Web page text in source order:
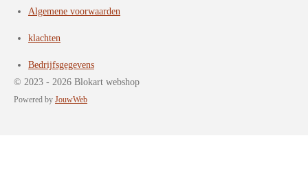
Algemene voorwaarden
klachten
Bedrijfsgegevens
© 2023 - 2026 Blokart webshop
Powered by JouwWeb